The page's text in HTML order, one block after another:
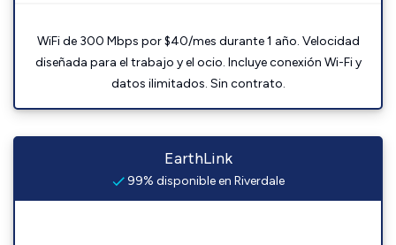
WiFi de 300 Mbps por $40/mes durante 1 año. Velocidad
diseñada para el trabajo y el ocio. Incluye conexión Wi-Fi y
datos ilimitados. Sin contrato.
EarthLink
99% disponible en Riverdale